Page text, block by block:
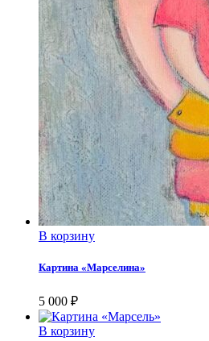
В корзину
Картина «Марселина»
5 000 ₽
В корзину